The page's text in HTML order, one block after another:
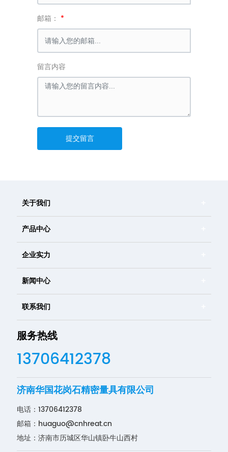
邮箱：
留言内容
提交留言
关于我们
产品中心
企业实力
新闻中心
联系我们
服务热线
13706412378
济南华国花岗石精密量具有限公司
电话：13706412378
邮箱： huaguo@cnhreat.cn
地址：济南市历城区华山镇卧牛山西村